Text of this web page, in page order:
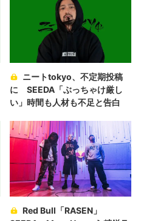
ニートtokyo、不定期投稿
に SEEDA「ぶっちゃけ厳し
い」時間も人材も不足と告白
Red Bull「RASEN」